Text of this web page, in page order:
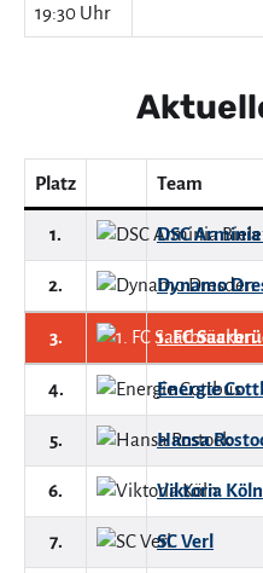
19:30 Uhr
Platz Team
1. DSC
2. Dynamo
3. 1. FC
4. Energie
5. Hansa
6. Viktoria Köln
7. SC Verl